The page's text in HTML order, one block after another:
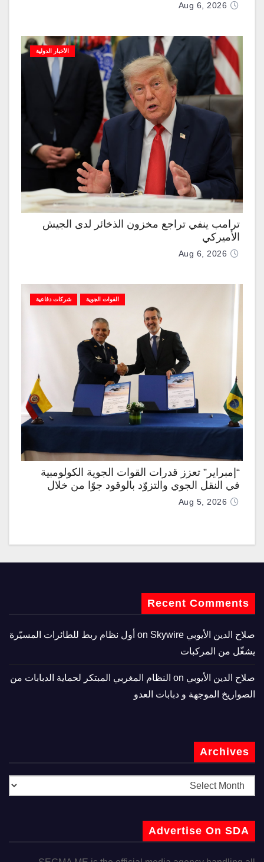
Aug 6, 2026
الأخبار الدولية
ترامب ينفي تراجع مخزون الذخائر لدى الجيش
الأميركي
Aug 6, 2026
القوات الجوية شركات دفاعية
“إمبراير” تعزز قدرات القوات الجوية الكولومبية
في النقل الجوي والتزوّد بالوقود جوًا من خلال
تزويدها بطائرتي “كيه سي-390 ميلينيوم”
Aug 5, 2026
Recent Comments
صلاح الدين الأيوبي
Skywire أول نظام ربط للطائرات المسيّرة
يشغّل من المركبات
صلاح الدين الأيوبي
النظام المغربي المبتكر لحماية الدبابات من
الصواريخ الموجهة و دبابات العدو
Archives
Advertise On SDA